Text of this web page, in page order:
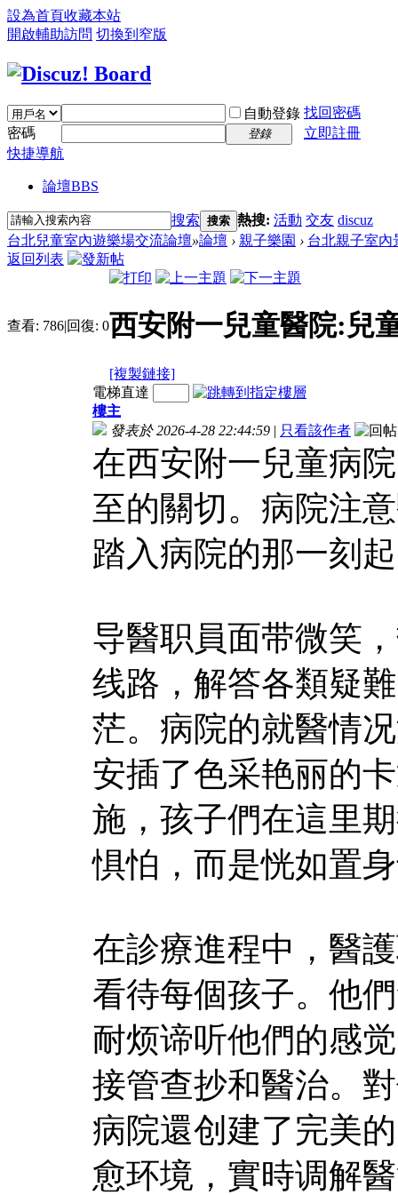
設為首頁收藏本站
開啟輔助訪問 切換到窄版
自動登錄 找回密碼
密碼
登錄
立即註冊
快捷導航
論壇BBS
搜索 搜索 熱搜: 活動 交友 discuz
台北兒童室內遊樂場交流論壇»論壇 › 親子樂園 › 台北親子室內
返回列表
查看: 786|回復: 0西安附一兒童醫院:兒
[複製鏈接]
電梯直達
樓主
發表於 2026-4-28 22:44:59 | 只看該作者
在西安附一兒童病
至的關切。病院注
踏入病院的那一刻
导醫职員面带微笑
线路，解答各類疑
茫。病院的就醫情
安插了色采艳丽的
施，孩子們在這里
惧怕，而是恍如置
在診療進程中，醫
看待每個孩子。他
耐烦谛听他們的感
接管查抄和醫治。
病院還创建了完美
愈环境，實時调解